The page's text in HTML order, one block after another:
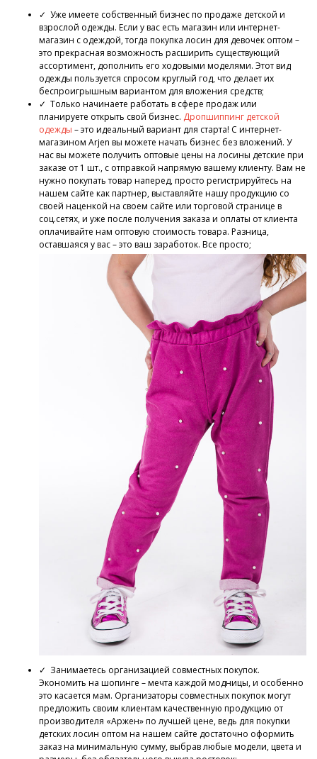
✓ Уже имеете собственный бизнес по продаже детской и
взрослой одежды. Если у вас есть магазин или интернет-
магазин с одеждой, тогда покупка лосин для девочек оптом –
это прекрасная возможность расширить существующий
ассортимент, дополнить его ходовыми моделями. Этот вид
одежды пользуется спросом круглый год, что делает их
беспроигрышным вариантом для вложения средств;
✓ Только начинаете работать в сфере продаж или
планируете открыть свой бизнес. Дропшиппинг детской
одежды – это идеальный вариант для старта! С интернет-
магазином Arjen вы можете начать бизнес без вложений. У
нас вы можете получить оптовые цены на лосины детские при
заказе от 1 шт., с отправкой напрямую вашему клиенту. Вам не
нужно покупать товар наперед, просто регистрируйтесь на
нашем сайте как партнер, выставляйте нашу продукцию со
своей наценкой на своем сайте или торговой странице в
соц.сетях, и уже после получения заказа и оплаты от клиента
оплачивайте нам оптовую стоимость товара. Разница,
оставшаяся у вас – это ваш заработок. Все просто;
✓ Занимаетесь организацией совместных покупок.
Экономить на шопинге – мечта каждой модницы, и особенно
это касается мам. Организаторы совместных покупок могут
предложить своим клиентам качественную продукцию от
производителя «Аржен» по лучшей цене, ведь для покупки
детских лосин оптом на нашем сайте достаточно оформить
заказ на минимальную сумму, выбрав любые модели, цвета и